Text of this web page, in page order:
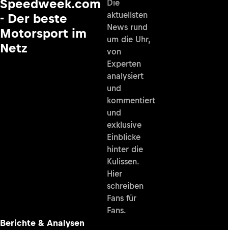
Speedweek.com
- Der beste
Motorsport im
Netz
Die
aktuellsten
News rund
um die Uhr,
von
Experten
analysiert
und
kommentiert
und
exklusive
Einblicke
hinter die
Kulissen.
Hier
schreiben
Fans für
Fans.
Berichte & Analysen